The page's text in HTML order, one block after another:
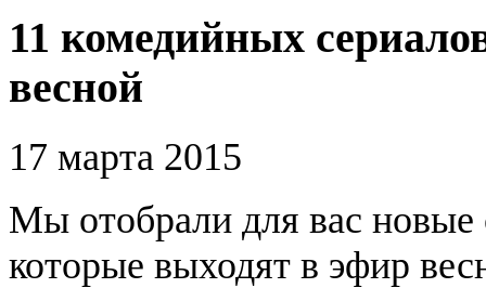
11 комедийных
весной
17 марта 2015
Мы отобрали для вас
которые выходят в эфир